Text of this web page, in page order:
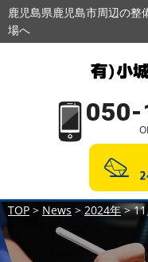
鹿児島県鹿児島市周辺の整
場へ
TOP > News > 2024年>11